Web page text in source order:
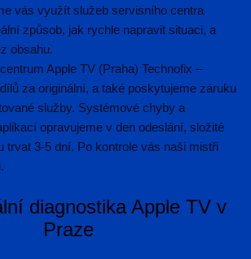
vás využít služeb servisního centra
způsob, jak rychle napravit situaci, a
obsahu.
Apple TV (Praha) Technofix –
za originální, a také poskytujeme záruku
služby. Systémové chyby a
opravujeme v den odeslání, složité
trvat 3-5 dní. Po kontrole vás naši mistři
diagnostika Apple TV v
Praze